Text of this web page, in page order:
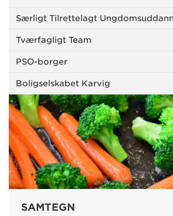
Særligt Tilrettelagt
Tværfagligt Team
PSO-borger
Boligselskabet Karvig
SAMTEGN